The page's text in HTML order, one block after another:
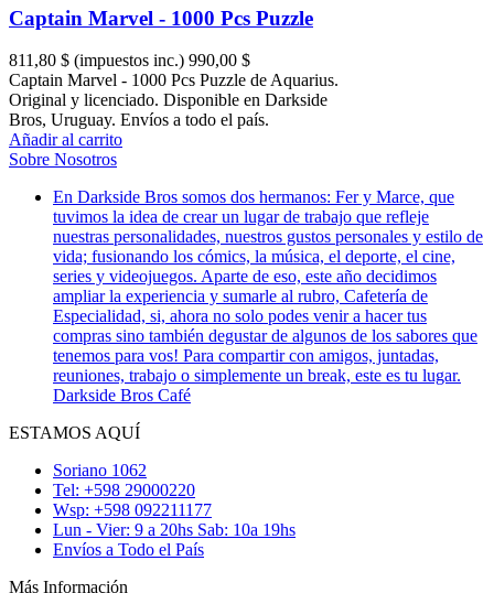
Captain Marvel - 1000 Pcs Puzzle
811,80 $ (impuestos inc.) 990,00 $
Captain Marvel - 1000 Pcs Puzzle de Aquarius.
Original y licenciado. Disponible en Darkside
Bros, Uruguay. Envíos a todo el país.
Añadir al carrito
Sobre Nosotros
En Darkside Bros somos dos hermanos: Fer y Marce, que
tuvimos la idea de crear un lugar de trabajo que refleje
nuestras personalidades, nuestros gustos personales y estilo de
vida; fusionando los cómics, la música, el deporte, el cine,
series y videojuegos. Aparte de eso, este año decidimos
ampliar la experiencia y sumarle al rubro, Cafetería de
Especialidad, si, ahora no solo podes venir a hacer tus
compras sino también degustar de algunos de los sabores que
tenemos para vos! Para compartir con amigos, juntadas,
reuniones, trabajo o simplemente un break, este es tu lugar.
Darkside Bros Café
ESTAMOS AQUÍ
Soriano 1062
Tel: +598 29000220
Wsp: +598 092211177
Lun - Vier: 9 a 20hs Sab: 10a 19hs
Envíos a Todo el País
Más Información